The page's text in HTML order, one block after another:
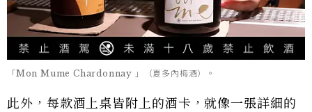
「Mon Mume Chardonnay 」（夏多內梅酒）。
此外，每款酒上桌皆附上的酒卡，就像一張詳細的